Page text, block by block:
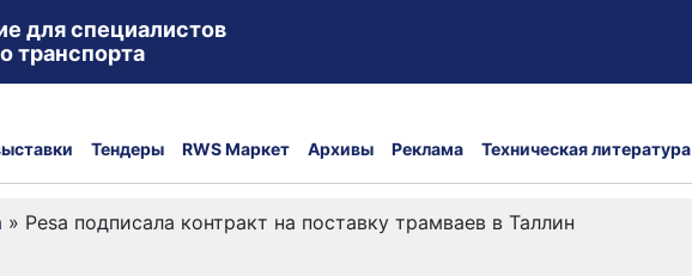
для специалистов
транспорта
Тендеры RWS Маркет Архивы Реклама Техническая литература
» Pesa подписала контракт на поставку трамваев в Таллин